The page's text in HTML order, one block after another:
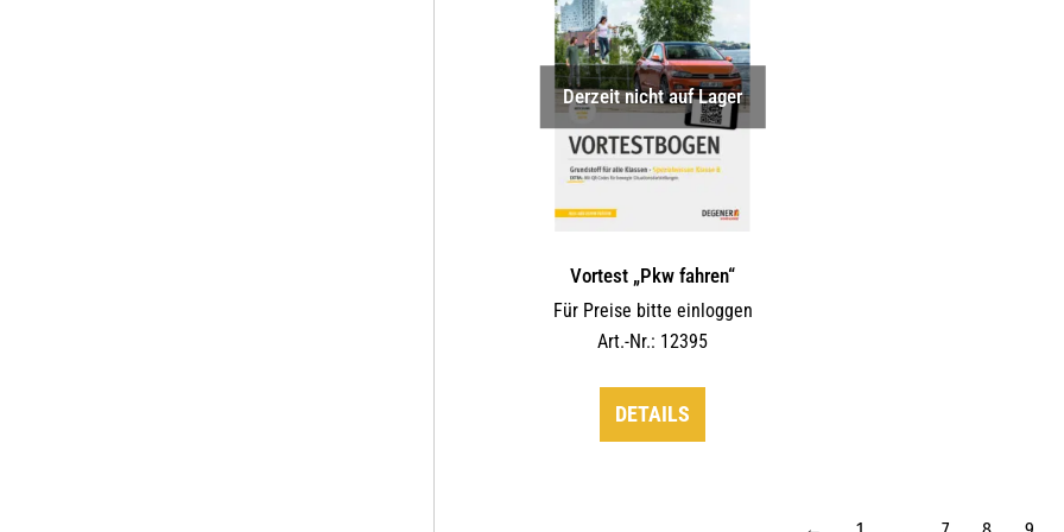
Derzeit nicht auf Lager
Vortest „Pkw fahren“
Für Preise bitte einloggen
Art.-Nr.: 12395
DETAILS